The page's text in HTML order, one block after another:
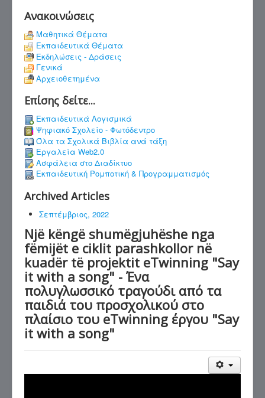
Ανακοινώσεις
Μαθητικά Θέματα
Εκπαιδευτικά Θέματα
Εκδηλώσεις - Δράσεις
Γενικά
Αρχειοθετημένα
Επίσης δείτε...
Εκπαιδευτικά Λογισμικά
Ψηφιακό Σχολείο - Φωτόδεντρο
Όλα τα Σχολικά Βιβλία ανά τάξη
Εργαλεία Web2.0
Ασφάλεια στο Διαδίκτυο
Εκπαιδευτική Ρομποτική & Προγραμματισμός
Archived Articles
Σεπτέμβριος, 2022
Një këngë shumëgjuhëshe nga
fëmijët e ciklit parashkollor në
kuadër të projektit eTwinning "Say
it with a song" - Ένα
πολυγλωσσικό τραγούδι από τα
παιδιά του προσχολικού στο
πλαίσιο του eTwinning έργου "Say
it with a song"